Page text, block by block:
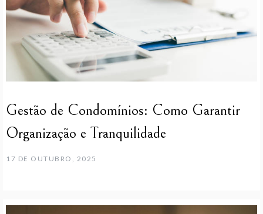
Gestão de Condomínios: Como Garantir
Organização e Tranquilidade
17 DE OUTUBRO, 2025